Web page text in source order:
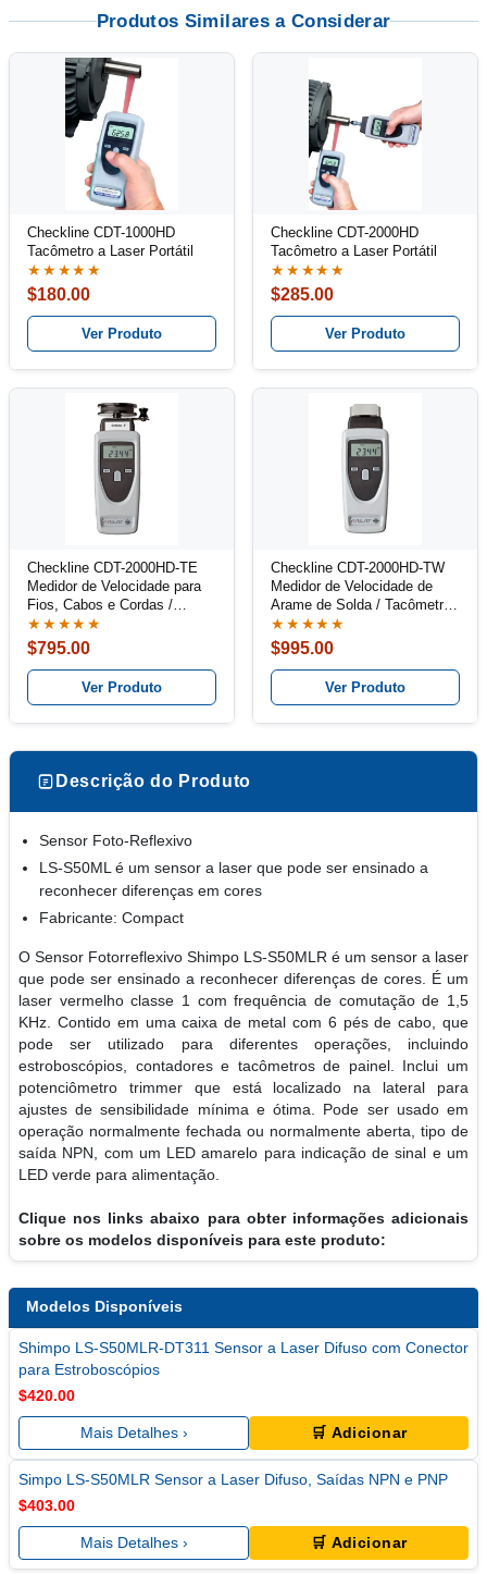
Produtos Similares a Considerar
Checkline CDT-1000HD
Tacômetro a Laser Portátil
★★★★★
$180.00
Ver Produto
Checkline CDT-2000HD
Tacômetro a Laser Portátil
★★★★★
$285.00
Ver Produto
Checkline CDT-2000HD-TE
Medidor de Velocidade para
Fios, Cabos e Cordas /
Tacômetro Combinado Kit
★★★★★
$795.00
Ver Produto
Checkline CDT-2000HD-TW
Medidor de Velocidade de
Arame de Solda / Tacômetro
Combinado kit
★★★★★
$995.00
Ver Produto
Descrição do Produto
Sensor Foto-Reflexivo
LS-S50ML é um sensor a laser que pode ser ensinado a
reconhecer diferenças em cores
Fabricante: Compact
O Sensor Fotorreflexivo Shimpo LS-S50MLR é um sensor a laser
que pode ser ensinado a reconhecer diferenças de cores. É um
laser vermelho classe 1 com frequência de comutação de 1,5
KHz. Contido em uma caixa de metal com 6 pés de cabo, que
pode ser utilizado para diferentes operações, incluindo
estroboscópios, contadores e tacômetros de painel. Inclui um
potenciômetro trimmer que está localizado na lateral para
ajustes de sensibilidade mínima e ótima. Pode ser usado em
operação normalmente fechada ou normalmente aberta, tipo de
saída NPN, com um LED amarelo para indicação de sinal e um
LED verde para alimentação.
Clique nos links abaixo para obter informações adicionais
sobre os modelos disponíveis para este produto:
Modelos Disponíveis
Shimpo LS-S50MLR-DT311 Sensor a Laser Difuso com Conector
para Estroboscópios
$420.00
Mais Detalhes › 🛒 Adicionar
Simpo LS-S50MLR Sensor a Laser Difuso, Saídas NPN e PNP
$403.00
Mais Detalhes › 🛒 Adicionar